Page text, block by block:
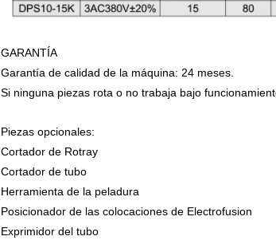
GARANTÍA
Garantía de calidad de la máquina: 24 meses.
Si ninguna piezas rota o no trabaja bajo
Piezas opcionales:
Cortador de Rotray
Cortador de tubo
Herramienta de la peladura
Posicionador de las colocaciones de Electrofusion
Exprimidor del tubo